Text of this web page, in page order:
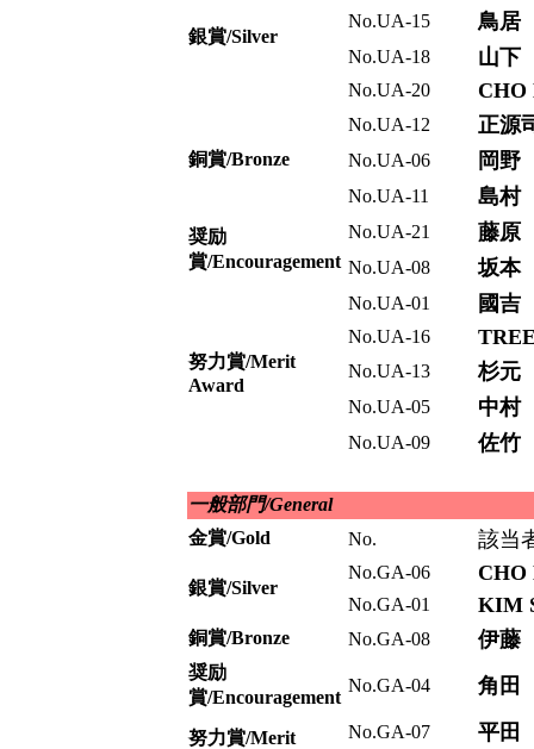
銀賞/Silver
No.UA-15 鳥居
No.UA-18 山
No.UA-20 CHO
銅賞/Bronze
No.UA-12 正源
No.UA-06 岡
No.UA-11 島村
奨励
賞/Encouragement
No.UA-21 藤原
No.UA-08 坂本
努力賞/Merit
Award
No.UA-01 國吉
No.UA-16
No.UA-13 杉
No.UA-05 中村
No.UA-09 佐竹
一般部門/General
金賞/Gold
No. 該当
銀賞/Silver
No.GA-06 CHO
No.GA-01 KIM
銅賞/Bronze No.GA-08 伊藤
奨励
賞/Encouragement
No.GA-04 角田
努力賞/Merit
No.GA-07 平田